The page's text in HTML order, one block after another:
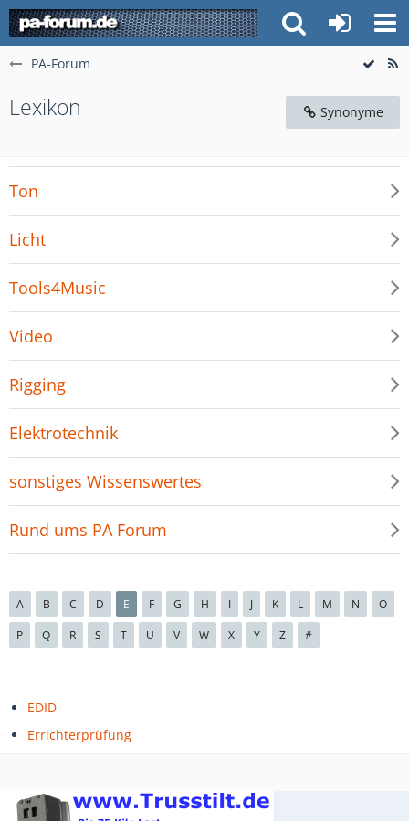
PA-Forum
Lexikon Synonyme
Ton
Licht
Tools4Music
Video
Rigging
Elektrotechnik
sonstiges Wissenswertes
Rund ums PA Forum
A B C D E F G H I J K L M N
O
P
Q R S T U V W X Y Z #
EDID
Errichterprüfung